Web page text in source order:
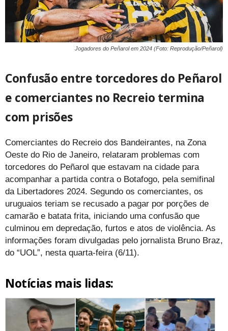
Jogadores do Peñarol em 2024 (Foto: Reprodução/Peñarol)
Confusão entre torcedores do Peñarol
e comerciantes no Recreio termina
com prisões
Comerciantes do Recreio dos Bandeirantes, na Zona
Oeste do Rio de Janeiro, relataram problemas com
torcedores do Peñarol que estavam na cidade para
acompanhar a partida contra o Botafogo, pela semifinal
da Libertadores 2024. Segundo os comerciantes, os
uruguaios teriam se recusado a pagar por porções de
camarão e batata frita, iniciando uma confusão que
culminou em depredação, furtos e atos de violência. As
informações foram divulgadas pelo jornalista Bruno Braz,
do “UOL”, nesta quarta-feira (6/11).
Notícias mais lidas: